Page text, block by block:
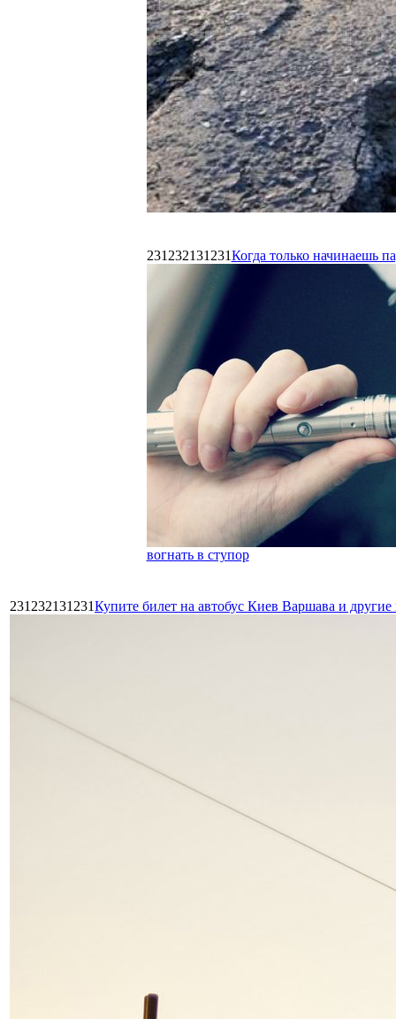
231232131231Когда только начинаешь
вогнать в ступор
231232131231Купите билет на автобус Киев Варшава и